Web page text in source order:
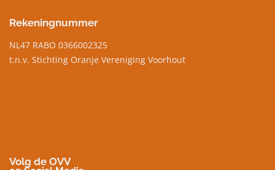
Rekeningnummer
NL47 RABO 0366002325
t.n.v. Stichting Oranje Vereniging Voorhout
Volg de OVV